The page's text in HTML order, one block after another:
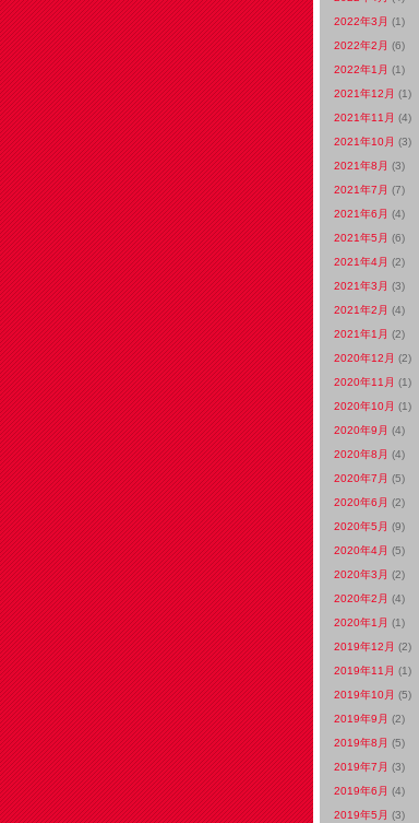
2022年3月 (1)
2022年2月 (6)
2022年1月 (1)
2021年12月 (1)
2021年11月 (4)
2021年10月 (3)
2021年8月 (3)
2021年7月 (7)
2021年6月 (4)
2021年5月 (6)
2021年4月 (2)
2021年3月 (3)
2021年2月 (4)
2021年1月 (2)
2020年12月 (2)
2020年11月 (1)
2020年10月 (1)
2020年9月 (4)
2020年8月 (4)
2020年7月 (5)
2020年6月 (2)
2020年5月 (9)
2020年4月 (5)
2020年3月 (2)
2020年2月 (4)
2020年1月 (1)
2019年12月 (2)
2019年11月 (1)
2019年10月 (5)
2019年9月 (2)
2019年8月 (5)
2019年7月 (3)
2019年6月 (4)
2019年5月 (3)